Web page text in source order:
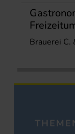
Brauerei C.